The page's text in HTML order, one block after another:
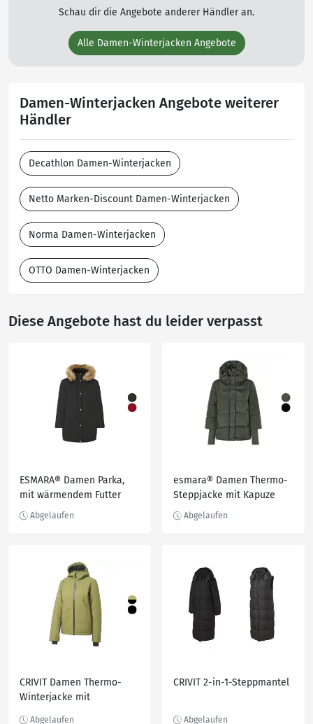
Schau dir die Angebote anderer Händler an.
Alle Damen-Winterjacken Angebote
Damen-Winterjacken Angebote weiterer
Händler
Decathlon Damen-Winterjacken
Netto Marken-Discount Damen-Winterjacken
Norma Damen-Winterjacken
OTTO Damen-Winterjacken
Diese Angebote hast du leider verpasst
ESMARA® Damen Parka,
mit wärmendem Futter
esmara® Damen Thermo-
Steppjacke mit Kapuze
CRIVIT Damen Thermo-
Winterjacke mit
CRIVIT 2-in-1-Steppmantel